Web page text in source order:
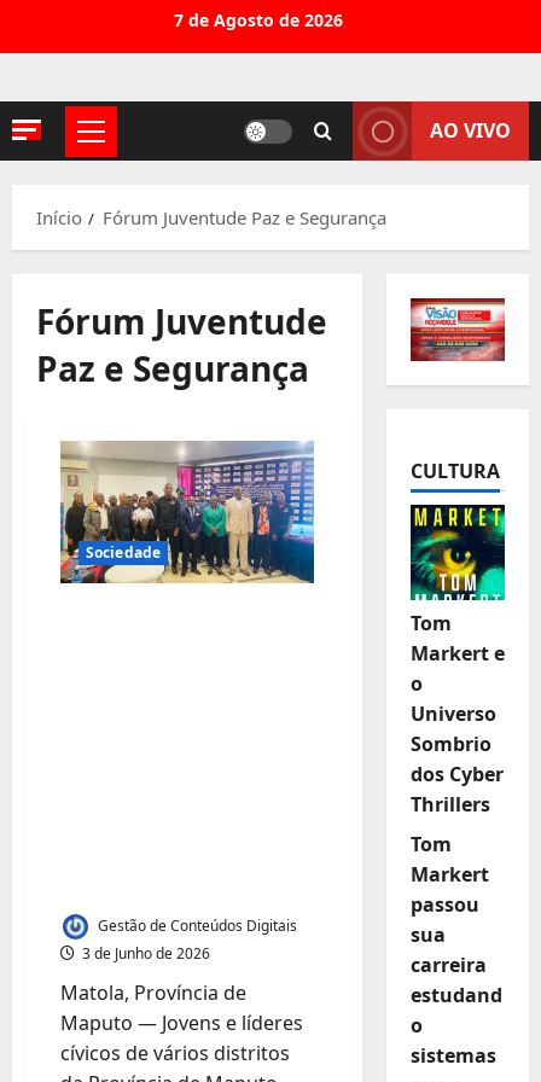
conteúdo
7 de Agosto de 2026
Menu
AO VIVO
Início Fórum Juventude Paz e Segurança
Fórum Juventude
Paz e Segurança
Sociedade
Gestão de Conteúdos Digitais
3 de Junho de 2026
Matola, Província de
Maputo — Jovens e líderes
cívicos de vários distritos
CULTURA
Tom
Markert e
o
Universo
Sombrio
dos Cyber
Thrillers
Tom
Markert
passou
sua
carreira
estudand
o
sistemas